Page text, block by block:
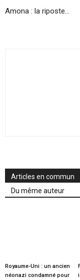
Amona : la riposte…
Articles en commun
Du même auteur
Royaume-Uni : un ancien
néonazi condamné pour